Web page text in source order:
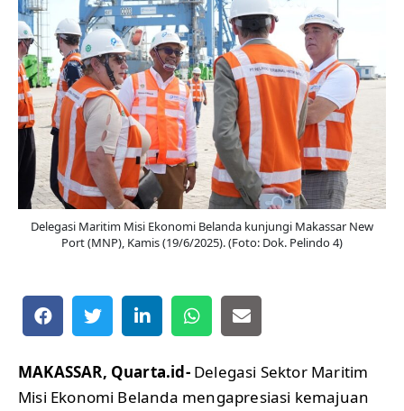
Delegasi Maritim Misi Ekonomi Belanda kunjungi Makassar New
Port (MNP), Kamis (19/6/2025). (Foto: Dok. Pelindo 4)
MAKASSAR, Quarta.id- Delegasi Sektor Maritim
Misi Ekonomi Belanda mengapresiasi kemajuan